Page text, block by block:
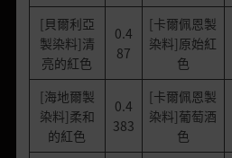
[貝爾利亞
製染料]清
亮的紅色
0.4
87
[卡爾佩恩製
染料]原始紅
色
[海地爾製
染料]柔和
的紅色
0.4
383
[卡爾佩恩製
染料]葡萄酒
色